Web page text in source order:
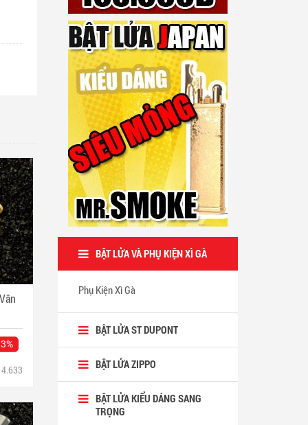
BẬT LỬA VÀ PHỤ KIỆN XÌ GÀ
Phụ Kiện Xì Gà
BẬT LỬA ST DUPONT
BẬT LỬA ZIPPO
BẬT LỬA KIỂU DÁNG SANG
TRỌNG